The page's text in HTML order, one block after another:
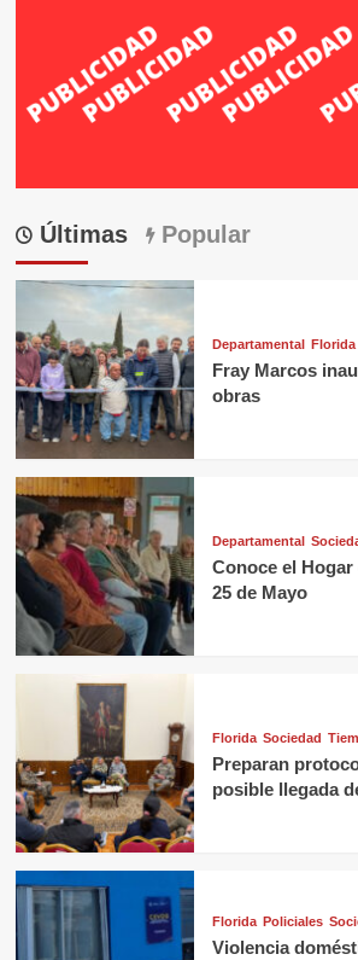
Últimas Popular
Departamental Florida
Fray Marcos
obras
Departamental
Conoce el
25 de Mayo
Florida Sociedad
Preparan
posible llegada
Florida Policiales
Violencia